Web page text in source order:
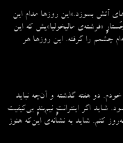
آتش بسوزد.»این روزها مدام این
«فرشته‌ی مالیخولیا»یش که این
چشمم را گرفته. این روزها هر
دو هفته گذشته و آن‌چه نباید
شاید اگر اینترانتِ نیم‌بندِ بی‌کیفیت
کنم. شاید به نشانه‌ی این‌که هنوز